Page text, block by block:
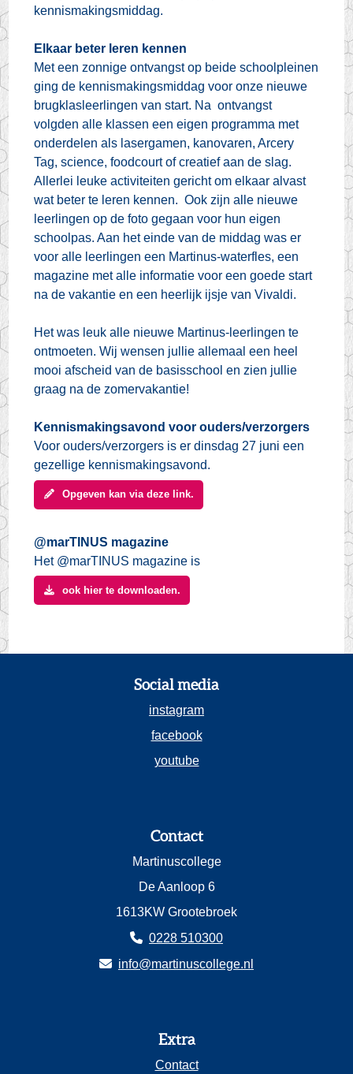
kennismakingsmiddag.
Elkaar beter leren kennen
Met een zonnige ontvangst op beide schoolpleinen
ging de kennismakingsmiddag voor onze nieuwe
brugklasleerlingen van start. Na ontvangst
volgden alle klassen een eigen programma met
onderdelen als lasergamen, kanovaren, Arcery
Tag, science, foodcourt of creatief aan de slag.
Allerlei leuke activiteiten gericht om elkaar alvast
wat beter te leren kennen. Ook zijn alle nieuwe
leerlingen op de foto gegaan voor hun eigen
schoolpas. Aan het einde van de middag was er
voor alle leerlingen een Martinus-waterfles, een
magazine met alle informatie voor een goede start
na de vakantie en een heerlijk ijsje van Vivaldi.
Het was leuk alle nieuwe Martinus-leerlingen te
ontmoeten. Wij wensen jullie allemaal een heel
mooi afscheid van de basisschool en zien jullie
graag na de zomervakantie!
Kennismakingsavond voor ouders/verzorgers
Voor ouders/verzorgers is er dinsdag 27 juni een
gezellige kennismakingsavond.
Opgeven kan via deze link.
@marTINUS magazine
Het @marTINUS magazine is
ook hier te downloaden.
Social media
instagram
facebook
youtube
Contact
Martinuscollege
De Aanloop 6
1613KW Grootebroek
0228 510300
info@martinuscollege.nl
Extra
Contact